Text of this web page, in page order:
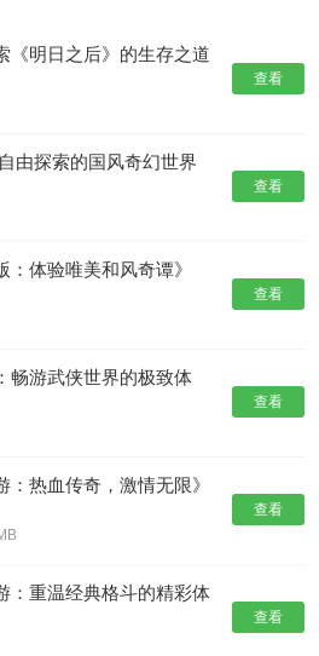
《明日之后》的生存之道
查看
由探索的国风奇幻世界
查看
：体验唯美和风奇谭》
查看
畅游武侠世界的极致体
查看
：热血传奇，激情无限》
查看
：重温经典格斗的精彩体
查看